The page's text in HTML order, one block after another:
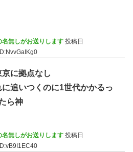
無しがお送りします 投稿日
に拠点なし
追いつくのに1世代かかるっ
ら神
無しがお送りします 投稿日
ID:vB9I1EC40